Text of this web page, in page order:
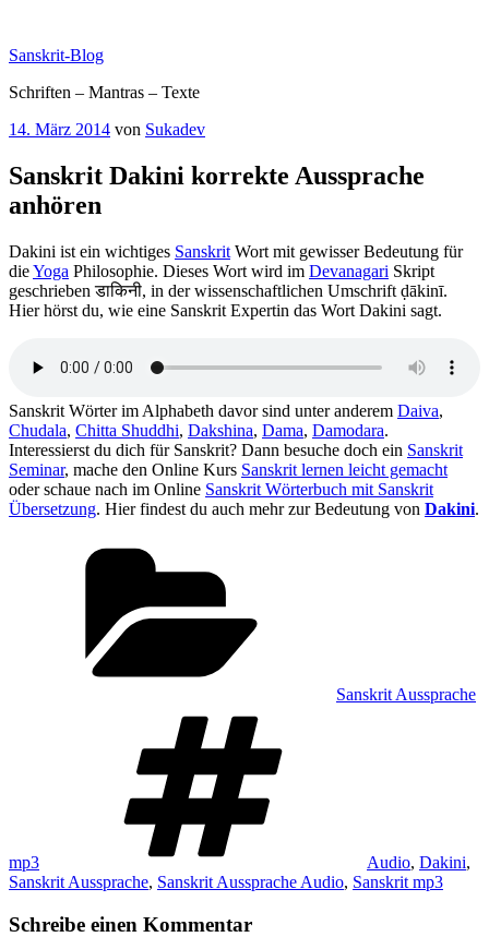
springen
Sanskrit-Blog
Schriften – Mantras – Texte
Veröffentlicht
14. März 2014 von Sukadev
Sanskrit Dakini korrekte Aussprache
anhören
Dakini ist ein wichtiges Sanskrit Wort mit gewisser Bedeutung für
dieYoga Philosophie. Dieses Wort wird im Devanagari Skript
geschrieben डाकिनी, in der wissenschaftlichen Umschrift ḍākinī.
Hier hörst du, wie eine Sanskrit Expertin das Wort Dakini sagt.
Sanskrit Wörter im Alphabeth davor sind unter anderem Daiva,
Chudala, Chitta Shuddhi, Dakshina, Dama, Damodara.
Interessierst du dich für Sanskrit? Dann besuche doch ein Sanskrit
Seminar, mache den Online Kurs Sanskrit lernen leicht gemacht
oder schaue nach im Online Sanskrit Wörterbuch mit Sanskrit
Übersetzung. Hier findest du auch mehr zur Bedeutung von Dakini.
Sanskrit Aussprache
mp3 Audio, Dakini,
Sanskrit Aussprache, Sanskrit Aussprache Audio, Sanskrit mp3
Schreibe einen Kommentar